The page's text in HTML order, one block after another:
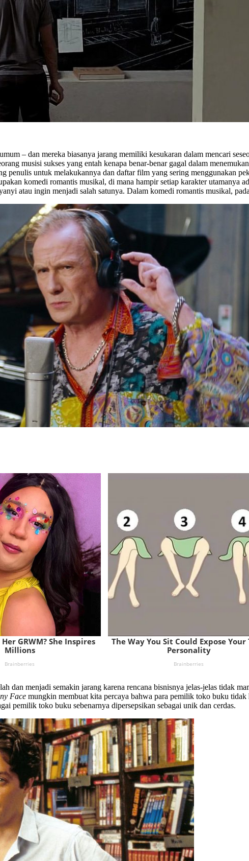
– dan mereka biasanya jarang memiliki kesukaran dalam mencari
musisi sukses yang entah kenapa benar-benar gagal dalam
penulis untuk melakukannya dan daftar film yang sering menggunakan
komedi romantis musikal, di mana hampir setiap karakter utamanya
atau ingin menjadi salah satunya. Dalam komedi romantis musikal,
dan menjadi semakin jarang karena rencana bisnisnya jelas-jelas tidak
Face mungkin membuat kita percaya bahwa para pemilik toko buku tidak
pemilik toko buku sebenarnya dipersepsikan sebagai unik dan cerdas.